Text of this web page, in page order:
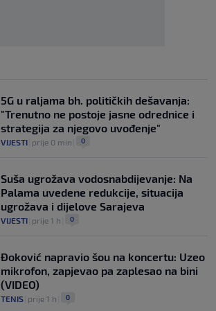
5G u raljama bh. političkih dešavanja:
"Trenutno ne postoje jasne odrednice i
strategija za njegovo uvođenje"
VIJESTI prije 0 min 0
Suša ugrožava vodosnabdijevanje: Na
Palama uvedene redukcije, situacija
ugrožava i dijelove Sarajeva
VIJESTI prije 1 h 0
Đoković napravio šou na koncertu: Uzeo
mikrofon, zapjevao pa zaplesao na bini
(VIDEO)
TENIS prije 1 h 0